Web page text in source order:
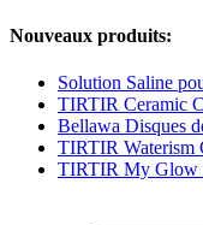
Nouveaux produits:
Solution Saline
TIRTIR Ceramic
Bellawa Disques
TIRTIR
TIRTIR My Glow